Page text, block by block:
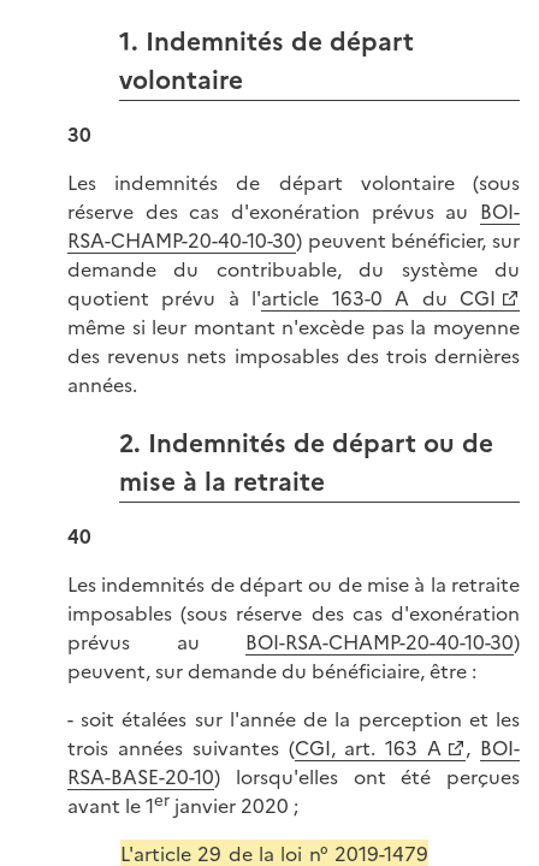
1. Indemnités de départ
volontaire
30
Les indemnités de départ volontaire (sous
réserve des cas d'exonération prévus au BOI-
RSA-CHAMP-20-40-10-30) peuvent bénéficier, sur
demande du contribuable, du système du
quotient prévu à l'article 163-0 A du CGI
même si leur montant n'excède pas la moyenne
des revenus nets imposables des trois dernières
années.
2. Indemnités de départ ou de
mise à la retraite
40
Les indemnités de départ ou de mise à la retraite
imposables (sous réserve des cas d'exonération
prévus au BOI-RSA-CHAMP-20-40-10-30)
peuvent, sur demande du bénéficiaire, être :
- soit étalées sur l'année de la perception et les
trois années suivantes (CGI, art. 163 A , BOI-
RSA-BASE-20-10) lorsqu'elles ont été perçues
avant le 1er janvier 2020 ;
L'article 29 de la loi n° 2019-1479